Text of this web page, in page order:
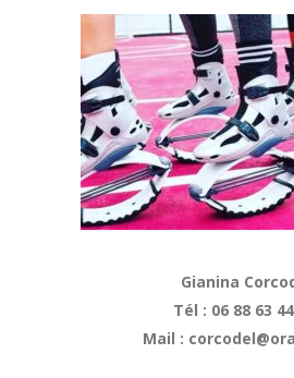
Gianina
Tél : 06 88 63
Mail :